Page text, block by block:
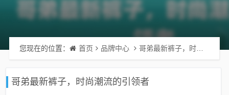
您现在的位置： 首页 品牌中心 哥弟最新裤子，时尚潮流的引领者
哥弟最新裤子，时尚潮流的引领者